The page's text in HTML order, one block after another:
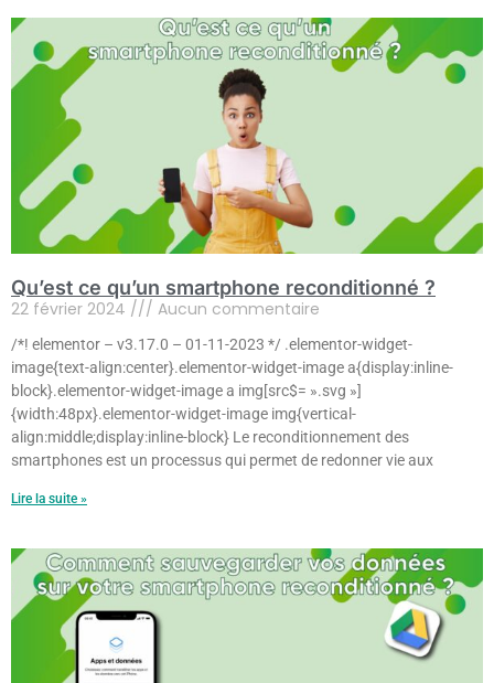
Qu’est ce qu’un smartphone reconditionné ?
22 février 2024 Aucun commentaire
/*! elementor – v3.17.0 – 01-11-2023 */ .elementor-widget-
image{text-align:center}.elementor-widget-image a{display:inline-
block}.elementor-widget-image a img[src$= ».svg »]
{width:48px}.elementor-widget-image img{vertical-
align:middle;display:inline-block} Le reconditionnement des
smartphones est un processus qui permet de redonner vie aux
Lire la suite »